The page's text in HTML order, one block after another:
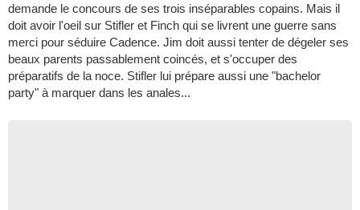
demande le concours de ses trois inséparables copains. Mais il
doit avoir l'oeil sur Stifler et Finch qui se livrent une guerre sans
merci pour séduire Cadence. Jim doit aussi tenter de dégeler ses
beaux parents passablement coincés, et s'occuper des
préparatifs de la noce. Stifler lui prépare aussi une "bachelor
party" à marquer dans les anales...